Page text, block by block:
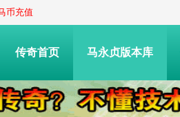
币充值
传奇首页 马永贞版本库